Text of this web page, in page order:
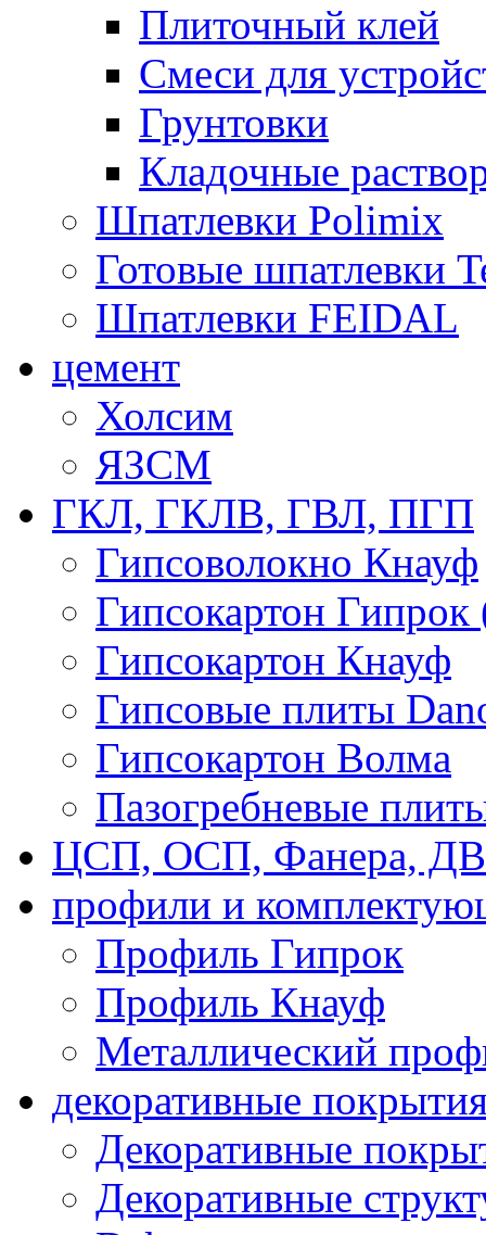
Плиточный клей
Смеси для
Грунтовки
Кладочные
Шпатлевки Polimix
Готовые шпатлевки
Шпатлевки FEIDAL
цемент
Холсим
ЯЗCМ
ГКЛ, ГКЛВ, ГВЛ, ПГП
Гипсоволокно Кнауф
Гипсокартон Гипрок
Гипсокартон Кнауф
Гипсовые плиты
Гипсокартон Волма
Пазогребневые
ЦСП, ОСП, Фанера,
профили и
Профиль Гипрок
Профиль Кнауф
Металлический
декоративные
Декоративные
Декоративные